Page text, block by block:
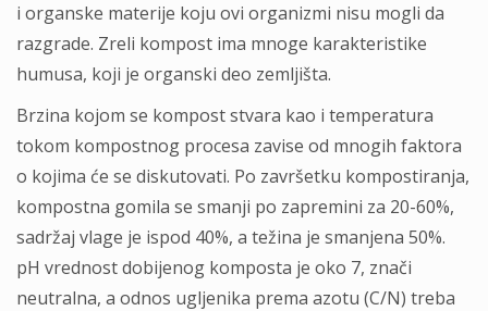
i organske materije koju ovi organizmi nisu mogli da
razgrade. Zreli kompost ima mnoge karakteristike
humusa, koji je organski deo zemljišta.
Brzina kojom se kompost stvara kao i temperatura
tokom kompostnog procesa zavise od mnogih faktora
o kojima će se diskutovati. Po završetku kompostiranja,
kompostna gomila se smanji po zapremini za 20-60%,
sadržaj vlage je ispod 40%, a težina je smanjena 50%.
pH vrednost dobijenog komposta je oko 7, znači
neutralna, a odnos ugljenika prema azotu (C/N) treba